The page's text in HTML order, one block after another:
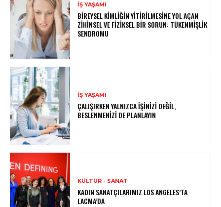
İŞ YAŞAMI
BIREYSEL KIMLIĞIN YITIRILMESINE YOL AÇAN
ZIHINSEL VE FIZIKSEL BIR SORUN: TÜKENMIŞLIK
SENDROMU
İŞ YAŞAMI
ÇALIŞIRKEN YALNIZCA İŞINIZI DEĞIL,
BESLENMENIZI DE PLANLAYIN
KÜLTÜR - SANAT
KADIN SANATÇILARIMIZ LOS ANGELES’TA
LACMA’DA